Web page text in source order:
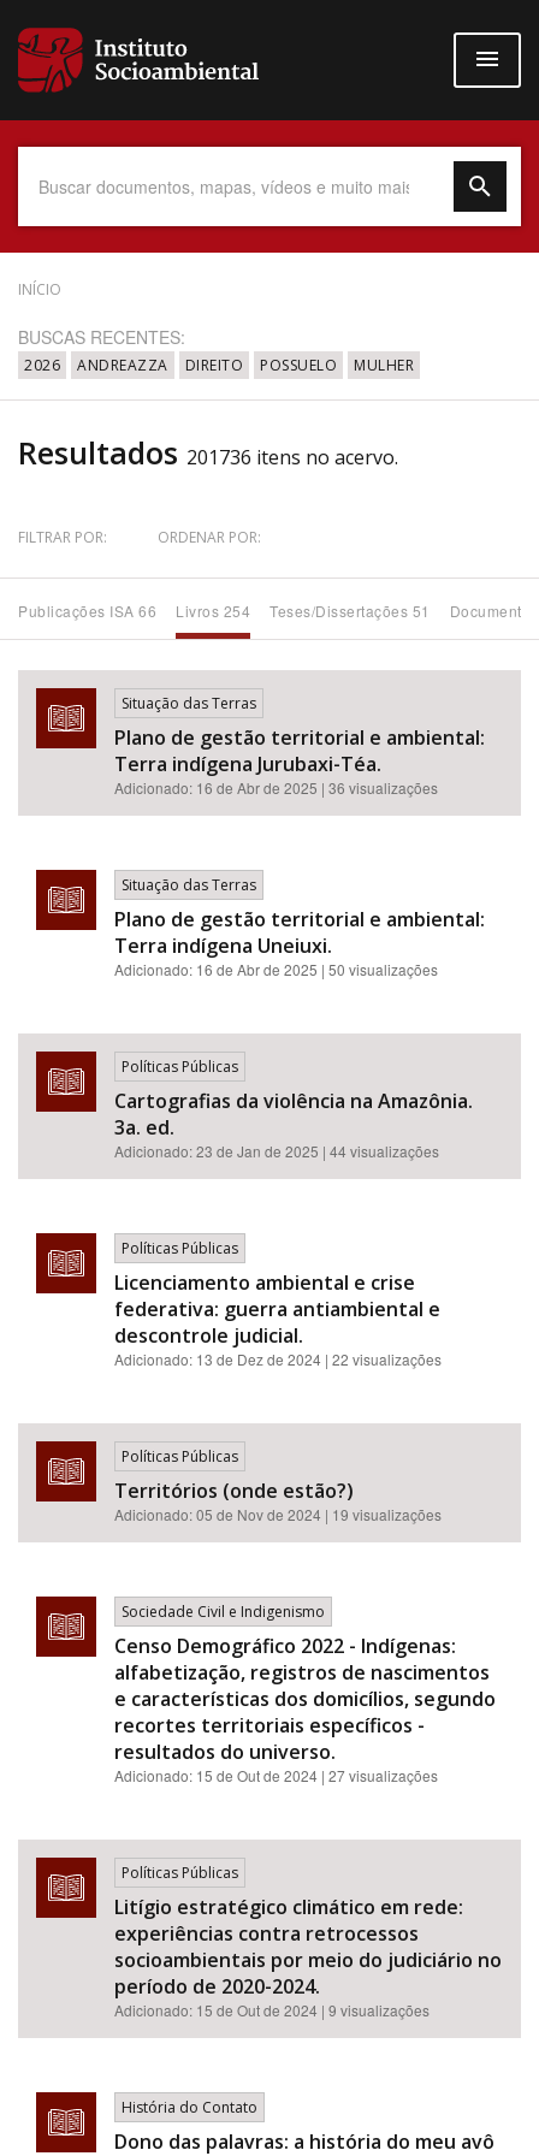
para
conteúdo
Data do Documento
Até
Povo Indígena
Subtema
Área de Levantamento
BUSCAR
INÍCIO
BUSCAS RECENTES:
2026 ANDREAZZA DIREITO POSSUELO MULHER
Resultados 201736 itens no acervo.
FILTRAR POR: ORDENAR POR:
Publicações ISA 66 Livros 254 Teses/Dissertações 51
Situação das Terras
Plano de gestão territorial e ambiental:
Terra indígena Jurubaxi-Téa.
Adicionado: 16 de Abr de 2025 | 36 visualizações
Situação das Terras
Plano de gestão territorial e ambiental:
Terra indígena Uneiuxi.
Adicionado: 16 de Abr de 2025 | 50 visualizações
Políticas Públicas
Cartografias da violência na Amazônia.
3a. ed.
Adicionado:23 de Jan de 2025 | 44 visualizações
Políticas Públicas
Licenciamento ambiental e crise
federativa: guerra antiambiental e
descontrole judicial.
Adicionado: 13 de Dez de 2024 | 22 visualizações
Políticas Públicas
Territórios (onde estão?)
Adicionado:05 de Nov de 2024 | 19 visualizações
Sociedade Civil e Indigenismo
Censo Demográfico 2022 - Indígenas:
alfabetização, registros de nascimentos
e características dos domicílios, segundo
recortes territoriais específicos -
resultados do universo.
Adicionado: 15 de Out de 2024 | 27 visualizações
Políticas Públicas
Litígio estratégico climático em rede:
experiências contra retrocessos
socioambientais por meio do judiciário no
período de 2020-2024.
Adicionado: 15 de Out de 2024 | 9 visualizações
História do Contato
Dono das palavras: a história do meu avô